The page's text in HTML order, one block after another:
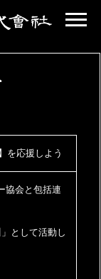
を応援しよう
協会と包括連
として活動し